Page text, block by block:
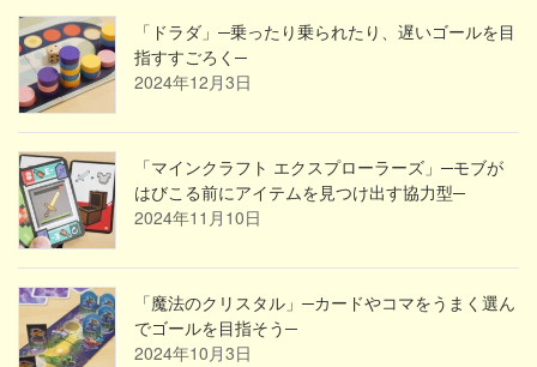
「ドラダ」─乗ったり乗られたり、遅いゴールを目
指すすごろく─
2024年12月3日
「マインクラフト エクスプローラーズ」─モブが
はびこる前にアイテムを見つけ出す協力型─
2024年11月10日
「魔法のクリスタル」─カードやコマをうまく選ん
でゴールを目指そう─
2024年10月3日